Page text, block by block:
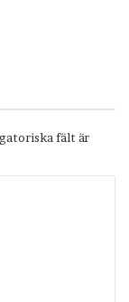
fält är